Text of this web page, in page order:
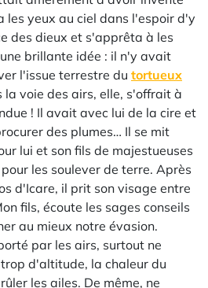
les yeux au ciel dans l'espoir d'y
des dieux et s'apprêta à les
brillante idée : il n'y avait
l'issue terrestre du tortueux
voie des airs, elle, s'offrait à
! Il avait avec lui de la cire et
des plumes… Il se mit
lui et son fils de majestueuses
les soulever de terre. Après
d'Icare, il prit son visage entre
fils, écoute les sages conseils
au mieux notre évasion.
par les airs, surtout ne
d'altitude, la chaleur du
les ailes. De même, ne